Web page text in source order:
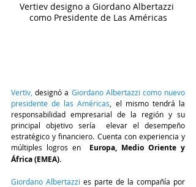
Vertiev designo a Giordano Albertazzi
como Presidente de Las Américas
Vertiv, designó a Giordano Albertazzi como nuevo
presidente de las Américas , el mismo tendrá la
responsabilidad empresarial de la región y su
principal objetivo sería  elevar el desempeño
estratégico y financiero. Cuenta con experiencia y
múltiples logros en Europa, Medio Oriente y
África (EMEA).
Giordano Albertazzi es parte de la compañía por